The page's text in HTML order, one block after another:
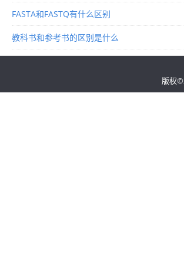
FASTA和FASTQ有什么区别
教科书和参考书的区别是什么
版权